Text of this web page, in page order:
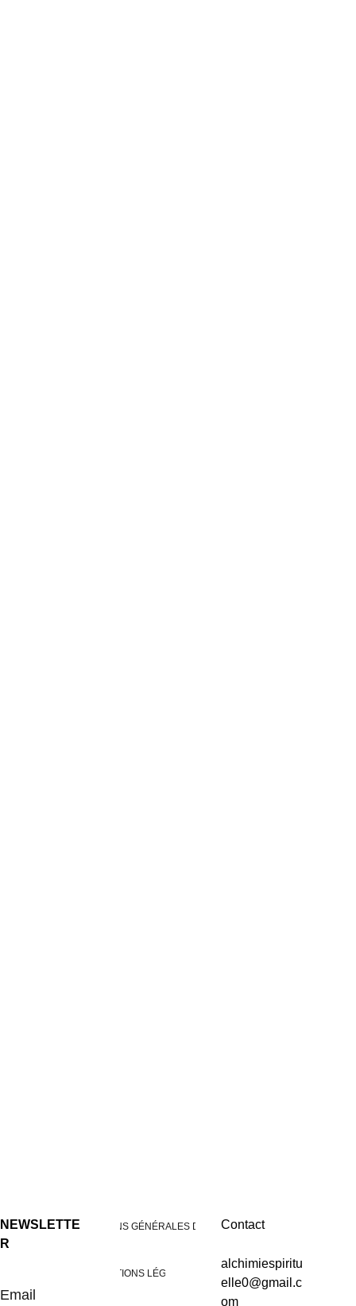
Tous droits réservés / Alchimie
Spirituelle / Sand Rã
NEWSLETTE
R
Contact
alchimiespiritu
elle0@gmail.c
om
Email
CONDITIONS GÉNÉRALES DE VENTES
MENTIONS LÉGALES